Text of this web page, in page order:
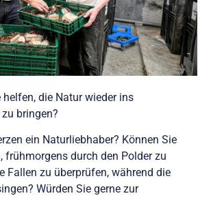
helfen, die Natur wieder ins
bringen?
ein Naturliebhaber? Können Sie
frühmorgens durch den Polder zu
Fallen zu überprüfen, während die
Würden Sie gerne zur